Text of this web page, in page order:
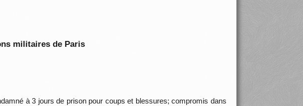
militaires de Paris
à 3 jours de prison pour coups et blessures; compromis dans